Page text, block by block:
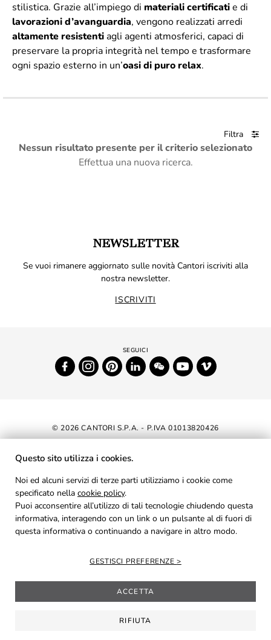
stilistica. Grazie all’impiego di materialicertificatie di
lavorazioni d’avanguardia, vengono realizzati arredi
altamente resistentiagli agenti atmosferici, capaci di
preservare la propria integrità nel tempo e trasformare
ogni spazio esterno in un’oasi di puro relax.
Filtra
Nessun risultato presente per il criterio selezionato
Effettua una nuova ricerca.
NEWSLETTER
Se vuoi rimanere aggiornato sulle novità Cantori iscriviti alla
nostra newsletter.
ISCRIVITI
© 2026 CANTORI S.P.A. - P.IVA 01013820426
DICHIARAZIONE DI ACCESSIBILITÀ
AREA RISERVATA
PRIVACY
COOKIES
Questo sito utilizza i cookies.
Noi ed alcuni servizi di terze parti utilizziamo i cookie come
specificato nella cookie policy.
Puoi acconsentire all’utilizzo di tali tecnologie chiudendo questa
informativa, interagendo con un link o un pulsante al di fuori di
questa informativa o continuando a navigare in altro modo.
GESTISCI PREFERENZE
ACCETTA
RIFIUTA